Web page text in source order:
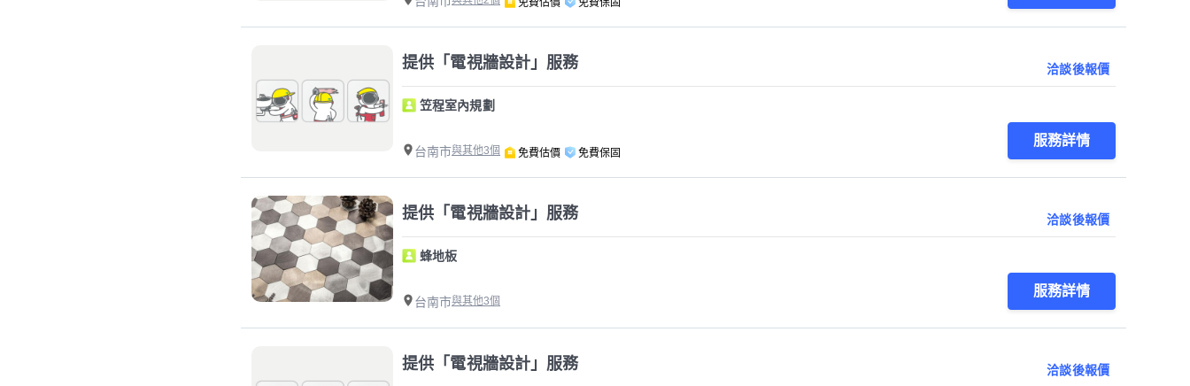
免費估價 免費保固
提供「電視牆設計」服務 洽談後報價
笠程室內規劃
台南市與其他3個 免費估價 免費保固
服務詳情
提供「電視牆設計」服務 洽談後報價
蜂地板
台南市與其他3個
服務詳情
提供「電視牆設計」服務 洽談後報價